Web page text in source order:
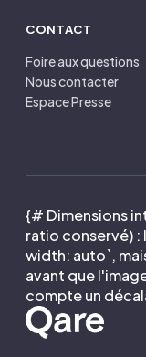
CONTACT
Foire aux questions
Nous contacter
Espace Presse
{# Dimensions
ratio conservé) :
width: auto`,
avant que
compte un